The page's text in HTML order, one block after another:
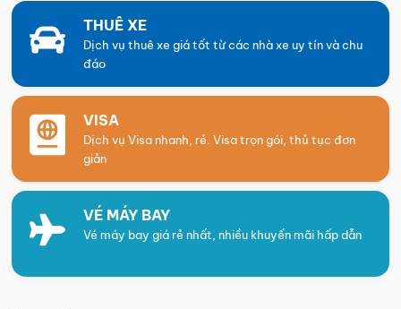
THUÊ XE
Dịch vụ thuê xe giá tốt từ các nhà xe uy tín và chu
đáo
VISA
Dịch vụ Visa nhanh, rẻ. Visa trọn gói, thủ tục đơn
giản
VÉ MÁY BAY
Vé máy bay giá rẻ nhất, nhiều khuyến mãi hấp dẫn